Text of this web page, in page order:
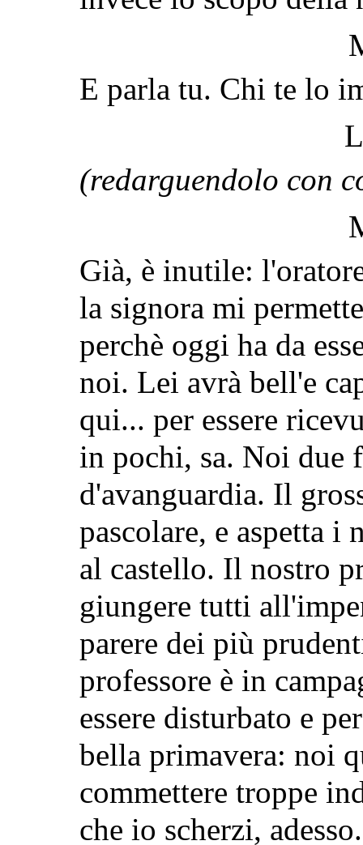
E parla tu. Chi te lo
(redarguendolo con
Già, è inutile:
la signora mi
perchè oggi ha da
noi. Lei avrà bell'e
qui... per essere
in pochi, sa. Noi due
d'avanguardia. Il
pascolare, e aspetta i
al castello. Il nostro
giungere tutti
parere dei più
professore è in
essere disturbato e
bella primavera: noi
commettere troppe
che io scherzi,